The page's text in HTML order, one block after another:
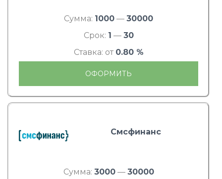
Сумма: 1000 — 30000
Срок: 1 — 30
Ставка: от 0.80 %
ОФОРМИТЬ
Смсфинанс
Сумма: 3000— 30000